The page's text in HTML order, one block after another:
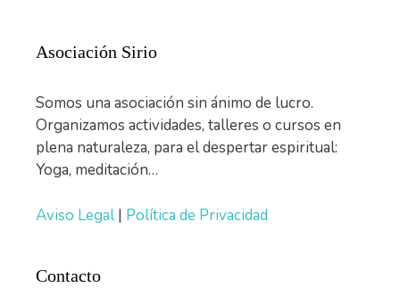
Asociación Sirio
Somos una asociación sin ánimo de lucro.
Organizamos actividades, talleres o cursos en
plena naturaleza, para el despertar espiritual:
Yoga, meditación…
Aviso Legal| Política de Privacidad
Contacto